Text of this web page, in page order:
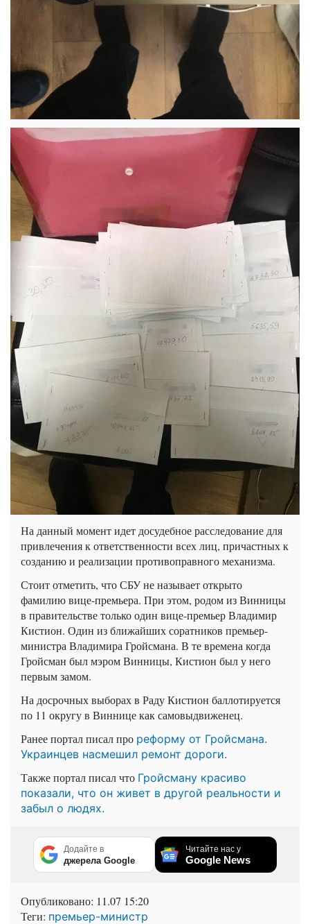
На данный момент идет досудебное расследование для
привлечения к ответственности всех лиц, причастных к
созданию и реализации противоправного механизма.
Стоит отметить, что СБУ не называет открыто
фамилию вице-премьера. При этом, родом из Винницы
в правительстве только один вице-премьер Владимир
Кистион. Один из ближайших соратников премьер-
министра Владимира Гройсмана. В те времена когда
Гройсман был мэром Винницы, Кистион был у него
первым замом.
На досрочных выборах в Раду Кистион баллотируется
по 11 округу в Виннице как самовыдвиженец.
Ранее портал писал про реформу от Гройсмана.
Украинцев насмешил ремонт дороги.
Также портал писал что Гройсману красиво
показали, что он живет в другой реальности и
забыл о людях.
Додайте в
джерела Google
Читайте нас у
Google News
Опубликовано: 11.07 15:20
Теги: премьер-министр